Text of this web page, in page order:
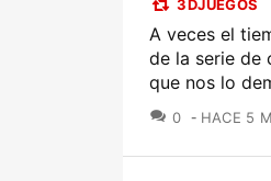
3DJUEGOS
A veces el
de la serie de
que nos lo
0
HACE 5